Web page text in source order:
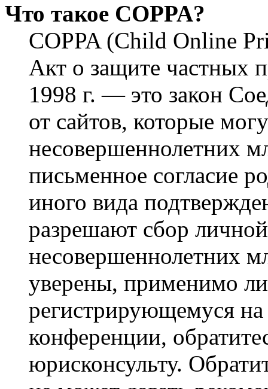
Что такое COPPA?
COPPA (Child Online
Акт о защите частных
1998 г. — это закон
от сайтов, которые
несовершеннолетних
письменное согласие
иного вида
разрешают сбор
несовершеннолетних
уверены, применимо
регистрирующемуся
конференции,
юрисконсульту.